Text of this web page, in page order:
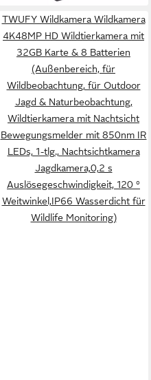
TWUFY Wildkamera Wildkamera
4K48MP HD Wildtierkamera mit
32GB Karte & 8 Batterien
(Außenbereich, für
Wildbeobachtung, für Outdoor
Jagd & Naturbeobachtung,
Wildtierkamera mit Nachtsicht
Bewegungsmelder mit 850nm IR
LEDs, 1-tlg., Nachtsichtkamera
Jagdkamera,0,2 s
Auslösegeschwindigkeit, 120 °
Weitwinkel,IP66 Wasserdicht für
Wildlife Monitoring)